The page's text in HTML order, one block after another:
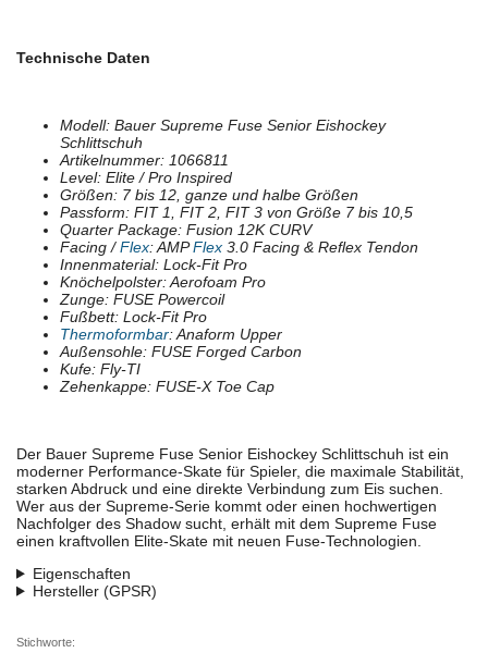
Technische Daten
Modell: Bauer Supreme Fuse Senior Eishockey
Schlittschuh
Artikelnummer: 1066811
Level: Elite / Pro Inspired
Größen: 7 bis 12, ganze und halbe Größen
Passform: FIT 1, FIT 2, FIT 3 von Größe 7 bis 10,5
Quarter Package: Fusion 12K CURV
Facing /Flex: AMPFlex 3.0 Facing & Reflex Tendon
Innenmaterial: Lock-Fit Pro
Knöchelpolster: Aerofoam Pro
Zunge: FUSE Powercoil
Fußbett: Lock-Fit Pro
Thermoformbar: Anaform Upper
Außensohle: FUSE Forged Carbon
Kufe: Fly-TI
Zehenkappe: FUSE-X Toe Cap
Der Bauer Supreme Fuse Senior Eishockey Schlittschuh ist ein
moderner Performance-Skate für Spieler, die maximale Stabilität,
starken Abdruck und eine direkte Verbindung zum Eis suchen.
Wer aus der Supreme-Serie kommt oder einen hochwertigen
Nachfolger des Shadow sucht, erhält mit dem Supreme Fuse
einen kraftvollen Elite-Skate mit neuen Fuse-Technologien.
Eigenschaften
Hersteller (GPSR)
Stichworte: